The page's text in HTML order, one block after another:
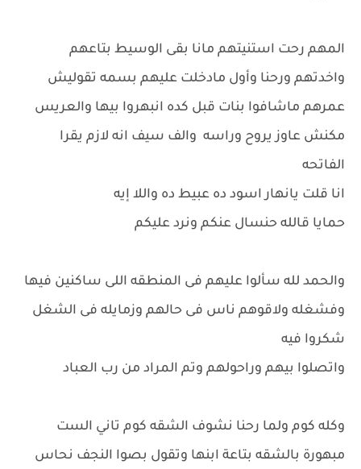
المهم رحت استنيتهم مانا بقى الوسيط بتاعهم
واخدتهم ورحنا وأول مادخلت عليهم بسمه تقوليش
عمرهم ماشافوا بنات قبل كده انبهروا بيها والعريس
مكنش عاوز يروح وراسه والف سيف انه لازم يقرا
الفاتحه
انا قلت يانهار اسود ده عبيط ده واللا إيه
حمايا قالله حنسال عنكم ونرد عليكم
والحمد لله سألوا عليهم فى المنطقه اللى ساكنين فيها
وفشغله ولاقوهم ناس فى حالهم وزمايله فى الشغل
شكروا فيه
واتصلوا بيهم وراحولهم وتم المراد من رب العباد
وكله كوم ولما رحنا نشوف الشقه كوم تاني الست
مبهورة بالشقه بتاعة ابنها وتقول بصوا النجف نحاس